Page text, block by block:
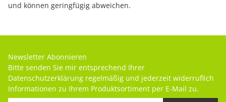
und können geringfügig abweichen.
Newsletter Abonnieren
Bitte senden Sie mir entsprechend Ihrer
Datenschutzerklärung regelmäßig und jederzeit widerruflich
Informationen zu Ihrem Produktsortiment per E-Mail zu.